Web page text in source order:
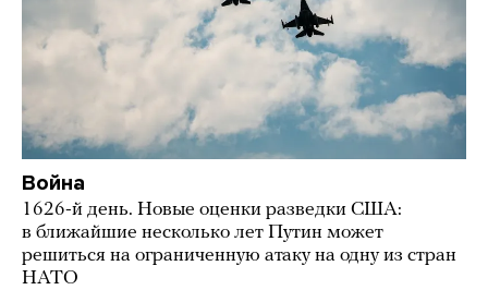
Война
1626-й день. Новые оценки разведки США:
в ближайшие несколько лет Путин может
решиться на ограниченную атаку на одну из стран
НАТО